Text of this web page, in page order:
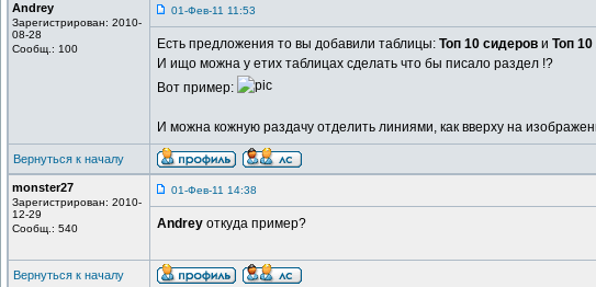
Andrey
Зарегистрирован: 2010-
08-28
Сообщ.: 100
01-Фев-11 11:53
Есть предложения то вы добавили таблицы: Топ 10 сидеров и Топ
И ищо можна у етих таблицах сделать что бы писало раздел !?
Вот пример:
И можна кожную раздачу отделить линиями, как вверху на
Вернуться к началу
monster27
Зарегистрирован: 2010-
12-29
Сообщ.: 540
01-Фев-11 14:38
Andrey откуда пример?
Вернуться к началу